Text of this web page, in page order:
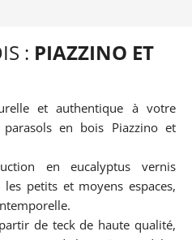
: PIAZZINO ET
et authentique à votre
en bois Piazzino et
en eucalyptus vernis
petits et moyens espaces,
de teck de haute qualité,